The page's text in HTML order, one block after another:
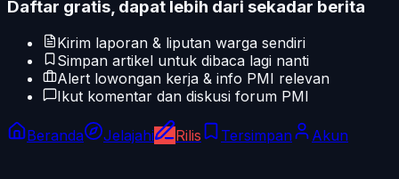
Daftar gratis, dapat lebih dari sekadar berita
Kirim laporan & liputan warga sendiri
Simpan artikel untuk dibaca lagi nanti
Alert lowongan kerja & info PMI relevan
Ikut komentar dan diskusi forum PMI
Beranda Jelajahi Rilis Tersimpan Akun